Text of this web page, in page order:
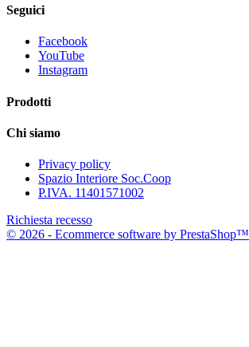
Seguici
Facebook
YouTube
Instagram
Prodotti
Chi siamo
Privacy policy
Spazio Interiore Soc.Coop
P.IVA. 11401571002
Richiesta recesso
© 2026 - Ecommerce software by PrestaShop™